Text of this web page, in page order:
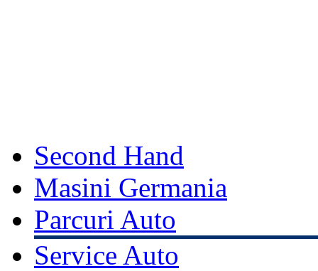
Second Hand
Masini Germania
Parcuri Auto
Service Auto